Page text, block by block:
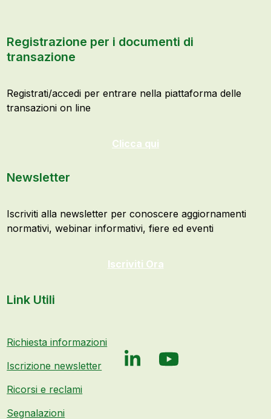
Registrazione per i documenti di
transazione
Registrati/accedi per entrare nella piattaforma delle
transazioni on line
Clicca qui
Newsletter
Iscriviti alla newsletter per conoscere aggiornamenti
normativi, webinar informativi, fiere ed eventi
Iscriviti Ora
Link Utili
Richiesta informazioni
Iscrizione newsletter
Ricorsi e reclami
Segnalazioni
LinkedInYouTube